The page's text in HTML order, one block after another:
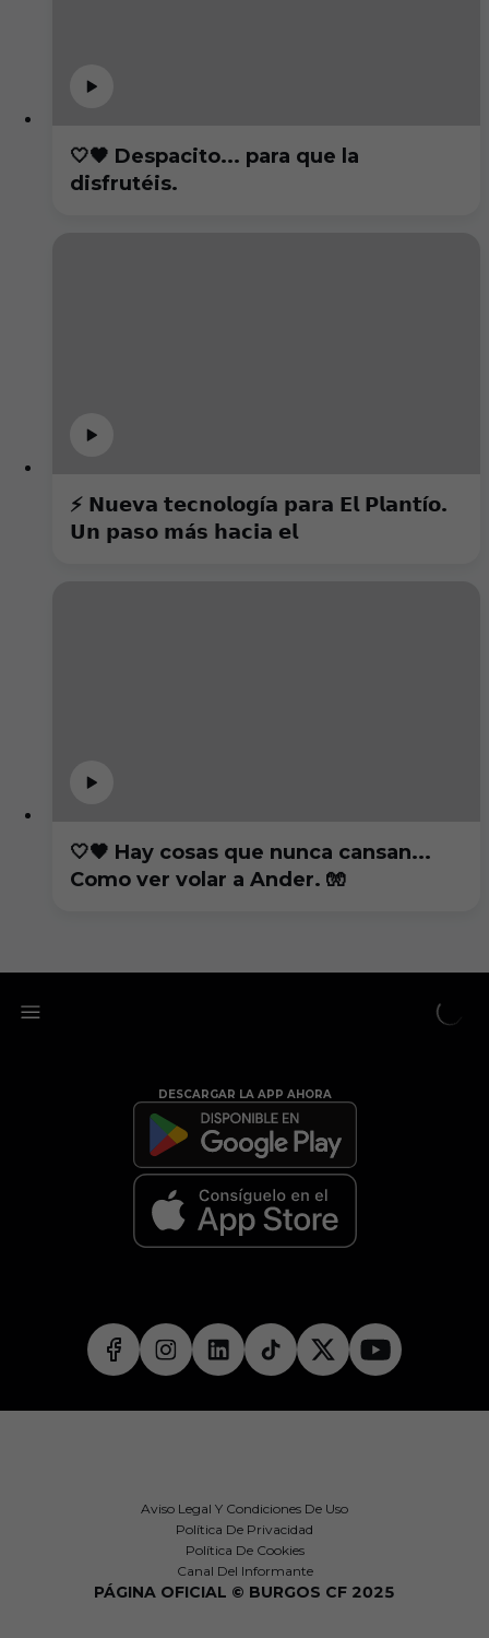
🤍🖤 Despacito... para que la
disfrutéis.
⚡️ 𝗡𝘂𝗲𝘃𝗮 𝘁𝗲𝗰𝗻𝗼𝗹𝗼𝗴í𝗮 𝗽𝗮𝗿𝗮 𝗘𝗹 𝗣𝗹𝗮𝗻𝘁í𝗼.
𝗨𝗻 𝗽𝗮𝘀𝗼 𝗺á𝘀 𝗵𝗮𝗰𝗶𝗮 𝗲𝗹
🤍🖤 Hay cosas que nunca cansan...
Como ver volar a Ander. 🧤
DESCARGAR LA APP AHORA
Aviso Legal Y Condiciones De Uso
Política De Privacidad
Política De Cookies
Canal Del Informante
PÁGINA OFICIAL © BURGOS CF 2025